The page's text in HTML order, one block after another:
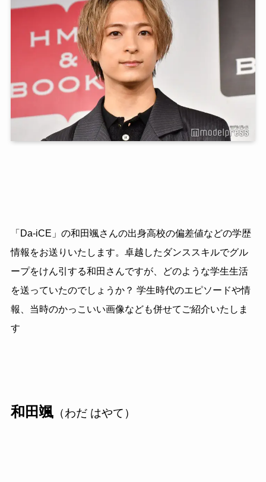
「Da-iCE」の和田颯さんの出身高校の偏差値などの学歴
情報をお送りいたします。卓越したダンススキルでグル
ープをけん引する和田さんですが、どのような学生生活
を送っていたのでしょうか？ 学生時代のエピソードや情
報、当時のかっこいい画像なども併せてご紹介いたしま
す
和田颯（わだ はやて）